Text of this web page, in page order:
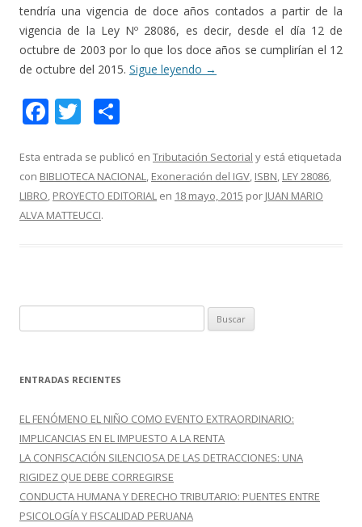
tendría una vigencia de doce años contados a partir de la
vigencia de la Ley Nº 28086, es decir, desde el día 12 de
octubre de 2003 por lo que los doce años se cumplirían el 12
de octubre del 2015. Sigue leyendo →
F
e
b
o
T
itt
er
m
p
Esta entrada se publicó en Tributación Sectorial y está etiquetada
con BIBLIOTECA NACIONAL, Exoneración del IGV, ISBN, LEY 28086,
LIBRO, PROYECTO EDITORIAL en 18 mayo, 2015 por JUAN MARIO
ALVA MATTEUCCI.
u
c
r
:
ENTRADAS RECIENTES
EL FENÓMENO EL NIÑO COMO EVENTO EXTRAORDINARIO:
IMPLICANCIAS EN EL IMPUESTO A LA RENTA
LA CONFISCACIÓN SILENCIOSA DE LAS DETRACCIONES: UNA
RIGIDEZ QUE DEBE CORREGIRSE
CONDUCTA HUMANA Y DERECHO TRIBUTARIO: PUENTES ENTRE
PSICOLOGÍA Y FISCALIDAD PERUANA